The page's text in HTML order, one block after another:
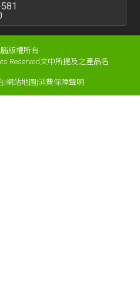
版權所有
Reserved文中所提及之產品名
|網站地圖 |消費保障聲明